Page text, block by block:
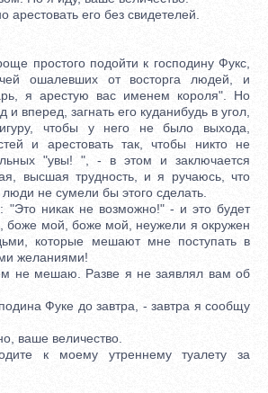
его без свидетелей.
простого подойти к господину Фукс,
ошалевших от восторга людей, и
я арестую вас именем короля". Но
и вперед, загнать его куданибудь в угол,
чтобы у него не было выхода,
и арестовать так, чтобы никто не
"увы! ", - в этом и заключается
высшая трудность, и я ручаюсь, что
не сумели бы этого сделать.
никак не возможно!" - и это будет
боже мой, боже мой, неужели я окружен
которые мешают мне поступать в
желаниями!
мешаю. Разве я не заявлял вам об
Фуке до завтра, - завтра я сообщу
ваше величество.
моему утреннему туалету за